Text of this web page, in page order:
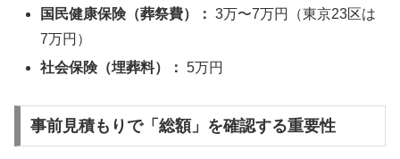
国民健康保険（葬祭費）： 3万〜7万円（東京23区は
7万円）
社会保険（埋葬料）： 5万円
事前見積もりで「総額」を確認する重要性